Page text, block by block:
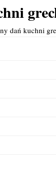
dań kuchni